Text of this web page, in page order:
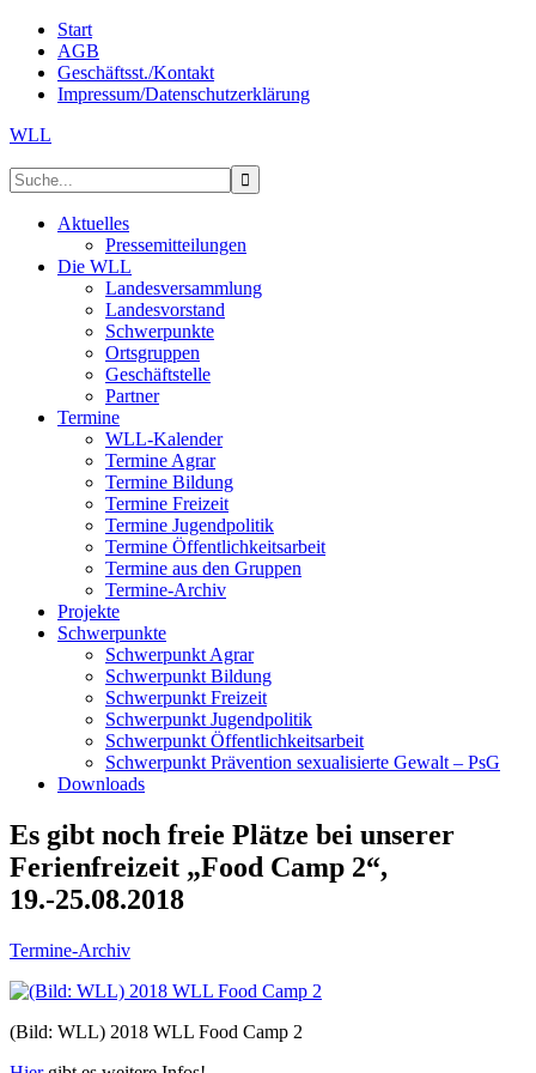
Start
AGB
Geschäftsst./Kontakt
Impressum/Datenschutzerklärung
WLL
Aktuelles
Pressemitteilungen
Die WLL
Landesversammlung
Landesvorstand
Schwerpunkte
Ortsgruppen
Geschäftstelle
Partner
Termine
WLL-Kalender
Termine Agrar
Termine Bildung
Termine Freizeit
Termine Jugendpolitik
Termine Öffentlichkeitsarbeit
Termine aus den Gruppen
Termine-Archiv
Projekte
Schwerpunkte
Schwerpunkt Agrar
Schwerpunkt Bildung
Schwerpunkt Freizeit
Schwerpunkt Jugendpolitik
Schwerpunkt Öffentlichkeitsarbeit
Schwerpunkt Prävention sexualisierte Gewalt – PsG
Downloads
Es gibt noch freie Plätze bei unserer
Ferienfreizeit „Food Camp 2“,
19.-25.08.2018
Termine-Archiv
(Bild: WLL) 2018 WLL Food Camp 2